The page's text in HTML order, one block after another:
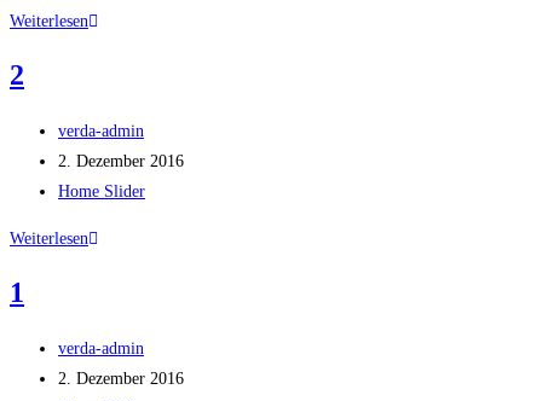
Weiterlesen3
2
Beitrags-
Autor:
verda-admin
Beitrag
veröffentlicht:
2. Dezember 2016
Beitrags-
Home Slider
Weiterlesen2
1
Beitrags-
Autor:
verda-admin
Beitrag
2. Dezember 2016